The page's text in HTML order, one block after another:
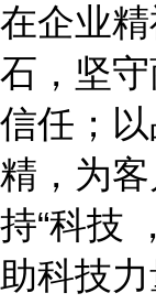
在企业
石，坚
信任；
精，为
持“科技
助科技